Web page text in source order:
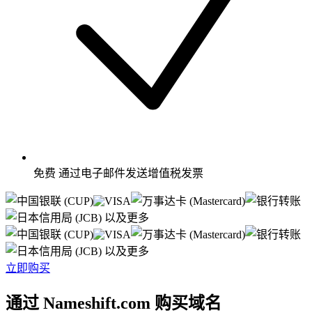
免费 通过电子邮件发送增值税发票
以及更多
以及更多
立即购买
通过 Nameshift.com 购买域名